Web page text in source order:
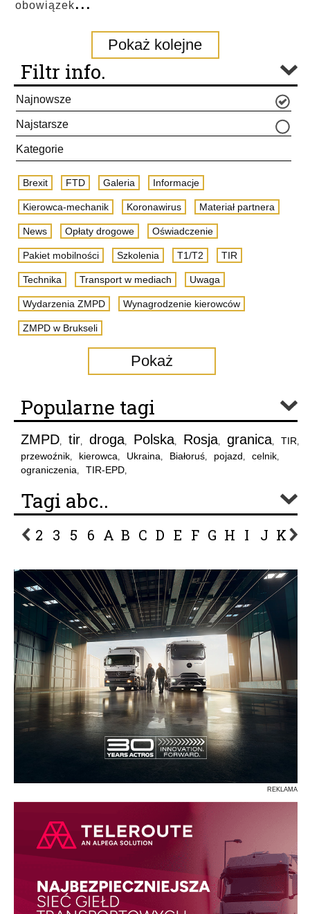
obowiązek
Pokaż kolejne
Filtr info.
Najnowsze
Najstarsze
Kategorie
Brexit FTD Galeria Informacje
Kierowca-mechanik Koronawirus Materiał partnera
News Opłaty drogowe Oświadczenie
Pakiet mobilności Szkolenia T1/T2 TIR
Technika Transport w mediach Uwaga
Wydarzenia ZMPD Wynagrodzenie kierowców
ZMPD w Brukseli
Pokaż
Popularne tagi
ZMPD, tir, droga, Polska, Rosja, granica, TIR,
przewoźnik, kierowca, Ukraina, Białoruś, pojazd, celnik,
ograniczenia, TIR-EPD,
Tagi abc..
2 3 5 6 A B C D E F G H I J K L
REKLAMA